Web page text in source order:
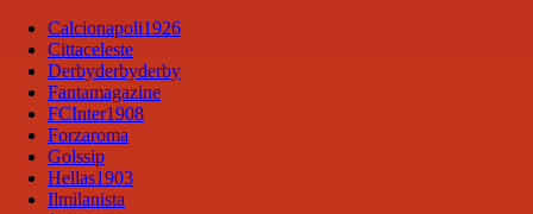
Calcionapoli1926
Cittaceleste
Derbyderbyderby
Fantamagazine
FCInter1908
Forzaroma
Golssip
Hellas1903
Ilmilanista